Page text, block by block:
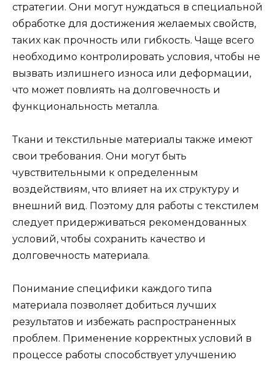
стратегии. Они могут нуждаться в специальной
обработке для достижения желаемых свойств,
таких как прочность или гибкость. Чаще всего
необходимо контролировать условия, чтобы не
вызвать излишнего износа или деформации,
что может повлиять на долговечность и
функциональность металла.
Ткани и текстильные материалы также имеют
свои требования. Они могут быть
чувствительными к определенным
воздействиям, что влияет на их структуру и
внешний вид. Поэтому для работы с текстилем
следует придерживаться рекомендованных
условий, чтобы сохранить качество и
долговечность материала.
Понимание специфики каждого типа
материала позволяет добиться лучших
результатов и избежать распространенных
проблем. Применение корректных условий в
процессе работы способствует улучшению